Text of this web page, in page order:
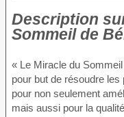
Description
Sommeil de
« Le Miracle du
pour but de résoudre
pour non seulement
mais aussi pour la